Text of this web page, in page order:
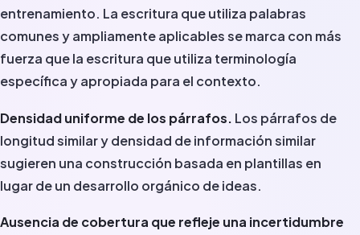
entrenamiento. La escritura que utiliza palabras
comunes y ampliamente aplicables se marca con más
fuerza que la escritura que utiliza terminología
específica y apropiada para el contexto.
Densidad uniforme de los párrafos. Los párrafos de
longitud similar y densidad de información similar
sugieren una construcción basada en plantillas en
lugar de un desarrollo orgánico de ideas.
Ausencia de cobertura que refleje una incertidumbre